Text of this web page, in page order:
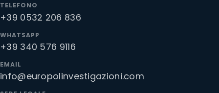
TELEFONO
+39 0532 206 836
WHATSAPP
+39 340 576 9116
EMAIL
info@europolinvestigazioni.com